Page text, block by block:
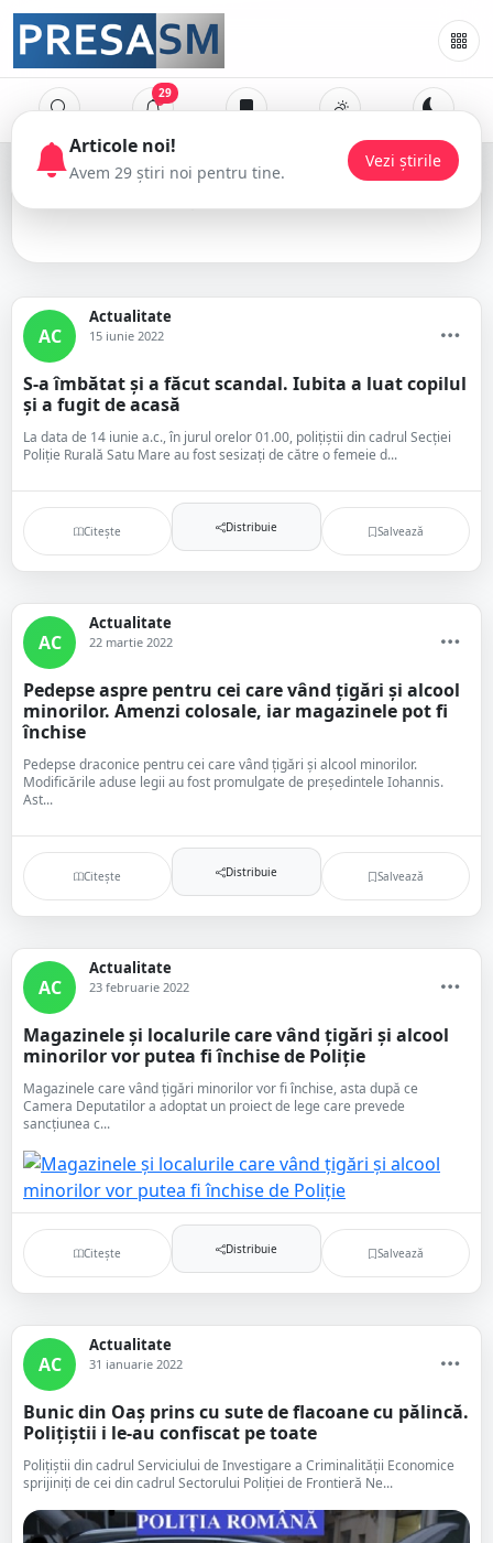
29
alcool
AC
Actualitate
15 iunie 2022
S-a îmbătat și a făcut scandal. Iubita a luat copilul
și a fugit de acasă
La data de 14 iunie a.c., în jurul orelor 01.00, polițiștii din cadrul Secției
Poliție Rurală Satu Mare au fost sesizați de către o femeie d...
Citește Distribuie Salvează
AC
Actualitate
22 martie 2022
Pedepse aspre pentru cei care vând țigări și alcool
minorilor. Amenzi colosale, iar magazinele pot fi
închise
Pedepse draconice pentru cei care vând țigări și alcool minorilor.
Modificările aduse legii au fost promulgate de președintele Iohannis.
Ast...
Citește Distribuie Salvează
AC
Actualitate
23 februarie 2022
Magazinele și localurile care vând țigări și alcool
minorilor vor putea fi închise de Poliție
Magazinele care vând țigări minorilor vor fi închise, asta după ce
Camera Deputatilor a adoptat un proiect de lege care prevede
sancţiunea c...
Citește Distribuie Salvează
AC
Actualitate
31 ianuarie 2022
Bunic din Oaș prins cu sute de flacoane cu pălincă.
Polițiștii i le-au confiscat pe toate
Polițiștii din cadrul Serviciului de Investigare a Criminalității Economice
sprijiniți de cei din cadrul Sectorului Poliției de Frontieră Ne...
Articole noi!
Avem 29 știri noi pentru tine.
Vezi știrile